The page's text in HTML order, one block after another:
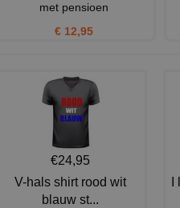
met pensioen
€ 12,95
€24,95
V-hals shirt rood wit
blauw st...